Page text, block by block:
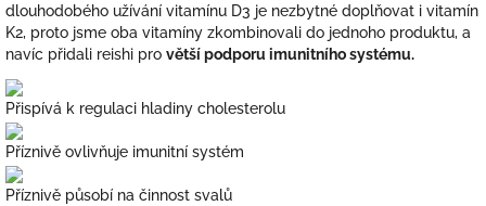
dlouhodobého užívání vitamínu D3 je nezbytné doplňovat i vitamín
K2, proto jsme oba vitamíny zkombinovali do jednoho produktu, a
navíc přidali reishi pro větší podporu imunitního systému.
Přispívá k regulaci hladiny cholesterolu
Příznivě ovlivňuje imunitní systém
Příznivě působí na činnost svalů